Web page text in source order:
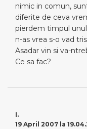
nimic in comun,
diferite de ceva
pierdem timpul unul
n-as vrea s-o vad
Asadar vin si va-
Ce sa fac?
I.
19 April 2007 la